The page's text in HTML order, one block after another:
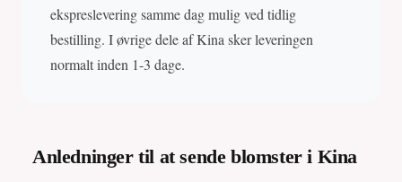
ekspreslevering samme dag mulig ved tidlig
bestilling. I øvrige dele af Kina sker leveringen
normalt inden 1-3 dage.
Anledninger til at sende blomster i Kina